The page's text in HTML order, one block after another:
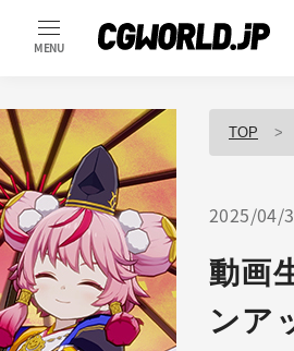
MENU
TOP
2025/04/
動画
ンア